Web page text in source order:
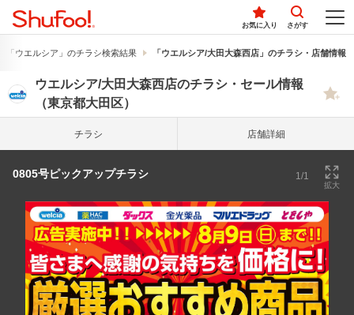
お気に入り さがす
「ウエルシア」のチラシ検索結果 「ウエルシア/大田大森西店」のチラシ・店舗情報
ウエルシア/大田大森西店のチラシ・セール情報
（東京都大田区）
チラシ 店舗詳細
0805号ピックアップチラシ 1/1
拡大